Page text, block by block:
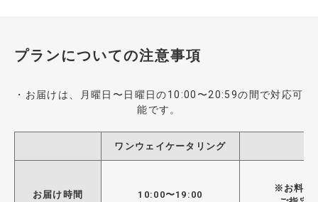
プランについての注意事項
・お届けは、月曜日〜日曜日の10:00〜20:59の間で対応可
能です。
ワンウェイケータリング
お届け時間 10:00〜19:00
※お料理